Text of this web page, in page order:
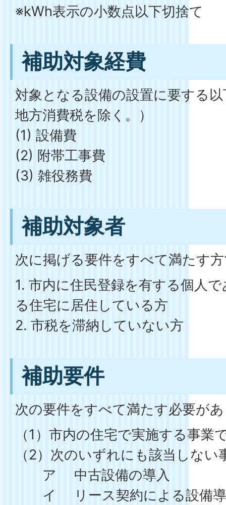
※kWh表示の小数点以下切捨て
補助対象経費
対象となる設備の設置に要する
地方消費税を除く。）
(1) 設備費
(2) 附帯工事費
(3) 雑役務費
補助対象者
次に掲げる要件をすべて満たす
1. 市内に住民登録を有する個人
る住宅に居住している方
2. 市税を滞納していない方
補助要件
次の要件をすべて満たす必要が
（1）市内の住宅で実施する事業
（2）次のいずれにも該当しな
ア 中古設備の導入
イ リース契約による設備